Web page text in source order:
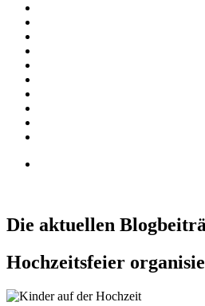
Die aktuellen
Hochzeitsfeier